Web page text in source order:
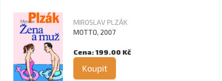
MIROSLAV PLZÁK
MOTTO, 2007
Cena: 199.00 Kč
Koupit